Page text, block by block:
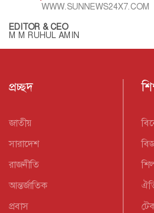
WWW.SUNNEWS24X7.COM
EDITOR & CEO
M M RUHUL AMIN
প্রচ্ছদ
জাতীয়
সারাদেশ
রাজনীতি
আন্তর্জাতিক
প্রবাস